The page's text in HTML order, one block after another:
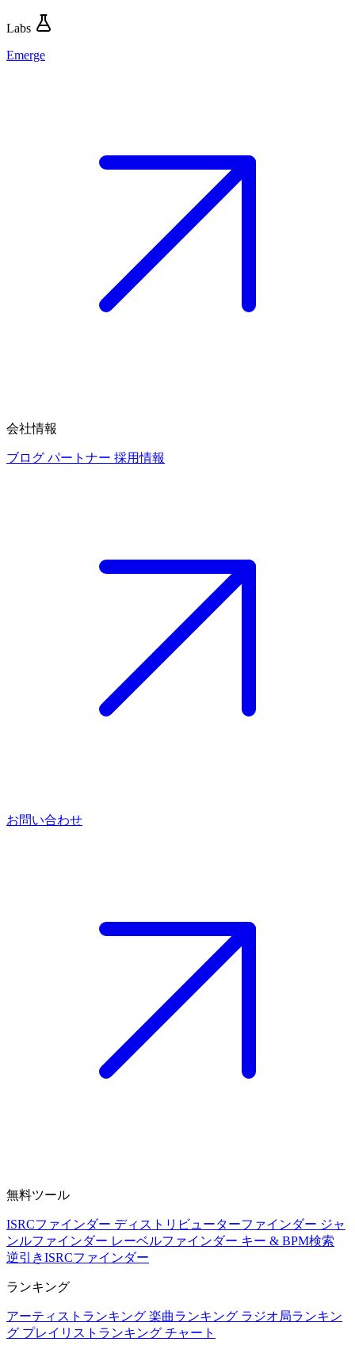
Labs
Emerge
会社情報
ブログ パートナー 採用情報
お問い合わせ
無料ツール
ISRCファインダー ディストリビューターファインダー ジャ
ンルファインダー レーベルファインダー キー & BPM検索
逆引きISRCファインダー
ランキング
アーティストランキング 楽曲ランキング ラジオ局ランキン
グ プレイリストランキング チャート